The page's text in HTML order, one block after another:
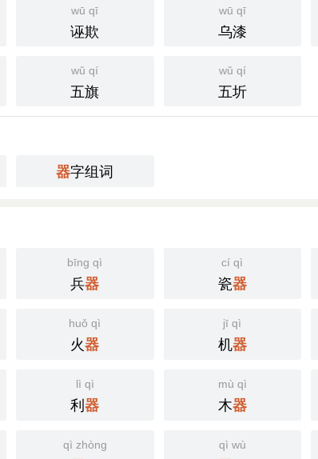
wū qī
诬欺
wū qī
乌漆
wǔ qí
五旗
wǔ qí
五圻
器字组词
bīng qì
兵器
cí qì
瓷器
huǒ qì
火器
jī qì
机器
lì qì
利器
mù qì
木器
qì zhòng qì wù